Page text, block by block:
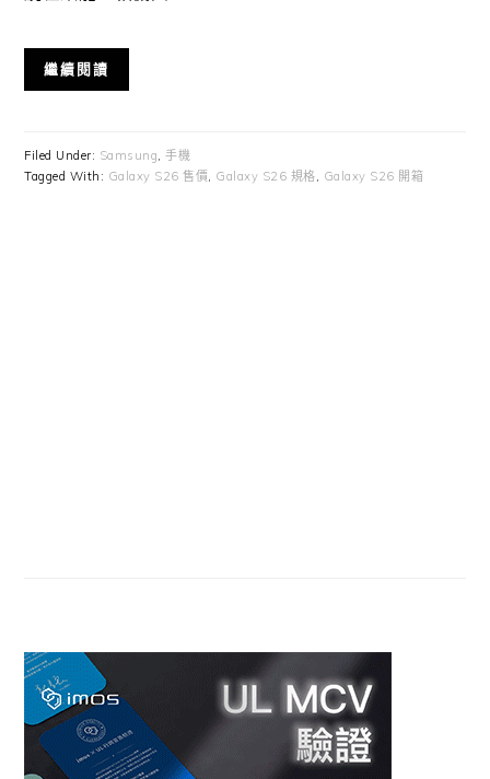
繼續閱讀
Filed Under: Samsung,手機
Tagged With: Galaxy S26 售價, Galaxy S26 規格, Galaxy S26 開箱